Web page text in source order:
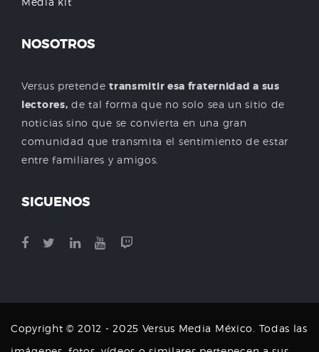
NOSOTROS
Versus pretendetransmitir esa fraternidad a sus
lectores, de tal forma que no solo sea un sitio de
noticias sino que se convierta en una gran
comunidad que transmita el sentimiento de estar
entre familiares y amigos.
SIGUENOS
Copyright © 2012 - 2025 Versus Media México. Todas las